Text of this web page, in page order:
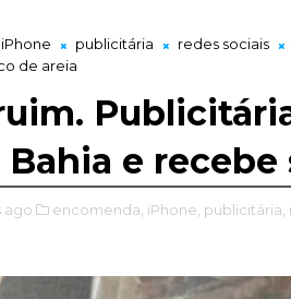
iPhone publicitária redes sociais
de areia
Bahia e
ago encomenda, iPhone, publicitária,